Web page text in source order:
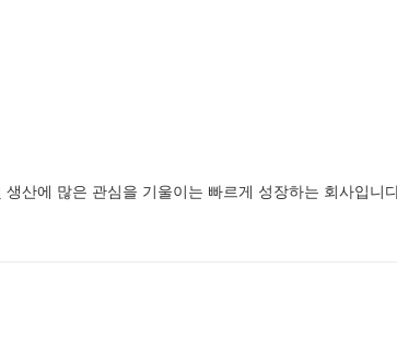
산에 많은 관심을 기울이는 빠르게 성장하는 회사입니